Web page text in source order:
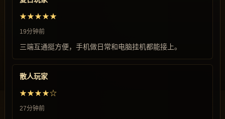
★★★★★
19分钟前
三端互通挺方便，手机做日常和电脑挂机都能接上。
散人玩家
★★★★☆
27分钟前